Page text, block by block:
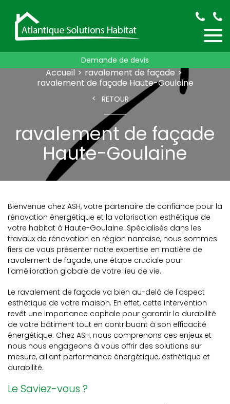
Demande de devis
Accueil
ravalement de façade
ravalement de façade Haute-Goulaine
RETOUR
ravalement de façade
Haute-Goulaine
Bienvenue chez ASH, votre partenaire de confiance pour la
rénovation énergétique et la valorisation esthétique de
votre habitat à Haute-Goulaine. Spécialisés dans les
travaux de rénovation en région nantaise, nous sommes
fiers de vous présenter notre expertise en matière de
ravalement de façade, une étape cruciale pour
l'amélioration globale de votre lieu de vie.
Le ravalement de façade va bien au-delà de l'aspect
esthétique de votre maison. En effet, cette intervention
revêt une importance capitale pour garantir la durabilité
de votre bâtiment tout en contribuant à son efficacité
énergétique. Chez ASH, nous comprenons ces enjeux et
nous nous engageons à vous offrir des solutions sur
mesure, alliant performance énergétique, esthétique et
durabilité.
Le Saviez-vous ?